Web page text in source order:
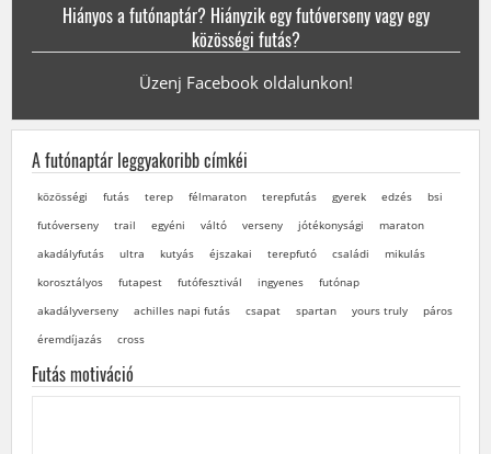
Hiányos a futónaptár? Hiányzik egy futóverseny vagy egy
közösségi futás?
Üzenj Facebook oldalunkon!
A futónaptár leggyakoribb címkéi
közösségi futás terep félmaraton terepfutás gyerek edzés
bsi
futóverseny
trail egyéni váltó verseny jótékonysági
maraton
akadályfutás
ultra kutyás éjszakai terepfutó családi
mikulás
korosztályos
futapest futófesztivál ingyenes
futónap
akadályverseny
achilles napi futás csapat spartan yours truly
páros
éremdíjazás
cross
Futás motiváció